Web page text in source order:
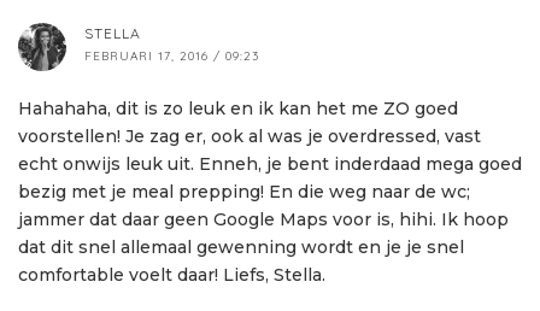
STELLA
FEBRUARI 17, 2016 / 09:23
Hahahaha, dit is zo leuk en ik kan het me ZO goed
voorstellen! Je zag er, ook al was je overdressed, vast
echt onwijs leuk uit. Enneh, je bent inderdaad mega goed
bezig met je meal prepping! En die weg naar de wc;
jammer dat daar geen Google Maps voor is, hihi. Ik hoop
dat dit snel allemaal gewenning wordt en je je snel
comfortable voelt daar! Liefs, Stella.